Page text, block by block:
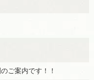
ご案内です！！